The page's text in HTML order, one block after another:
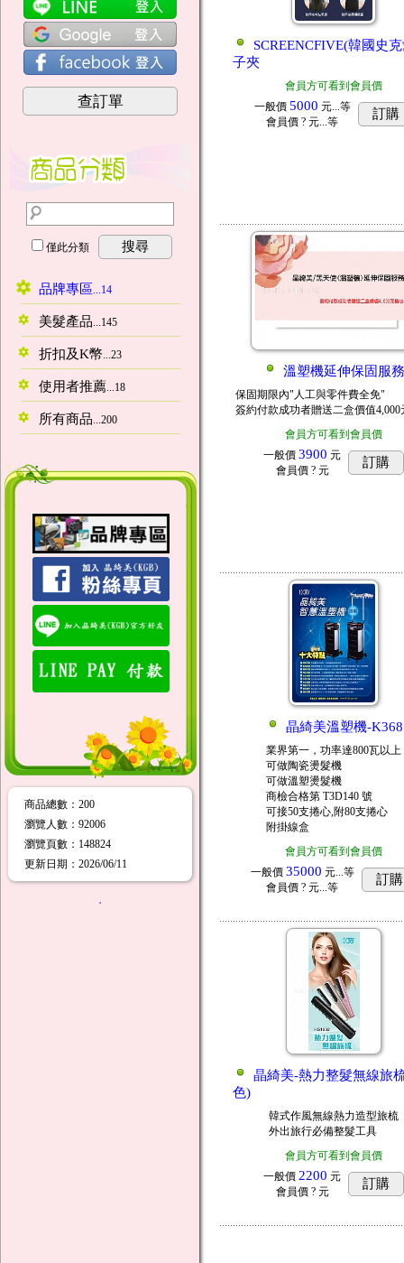
查訂單
僅此分類 搜尋
品牌專區 ...14
美髮產品 ...145
折扣及K幣 ...23
使用者推薦 ...18
所有商品 ...200
商品總數 ：200
瀏覽人數 ： 92006
瀏覽頁數 ： 148824
更新日期 ：2026/06/11
．
SCREENCFIVE(韓國史
子夾
會員方可看到會員價
一般價 5000 元...等
會員價 ? 元...等
訂購
溫塑機延伸保固服務
保固期限內"人工與零件費全免"
簽約付款成功者贈送二盒價值4,000
會員方可看到會員價
一般價 3900 元
會員價? 元
訂購
晶綺美溫塑機-K368
業界第一，功率達800瓦以上
可做陶瓷燙髮機
可做溫塑燙髮機
商檢合格第 T3D140 號
可接50支捲心,附80支捲心
附掛線盒
會員方可看到會員價
一般價 35000 元...等
會員價 ? 元...等
訂購
晶綺美-熱力整髮無線旅
色)
韓式作風無線熱力造型旅梳
外出旅行必備整髮工具
會員方可看到會員價
一般價 2200 元
會員價? 元
訂購